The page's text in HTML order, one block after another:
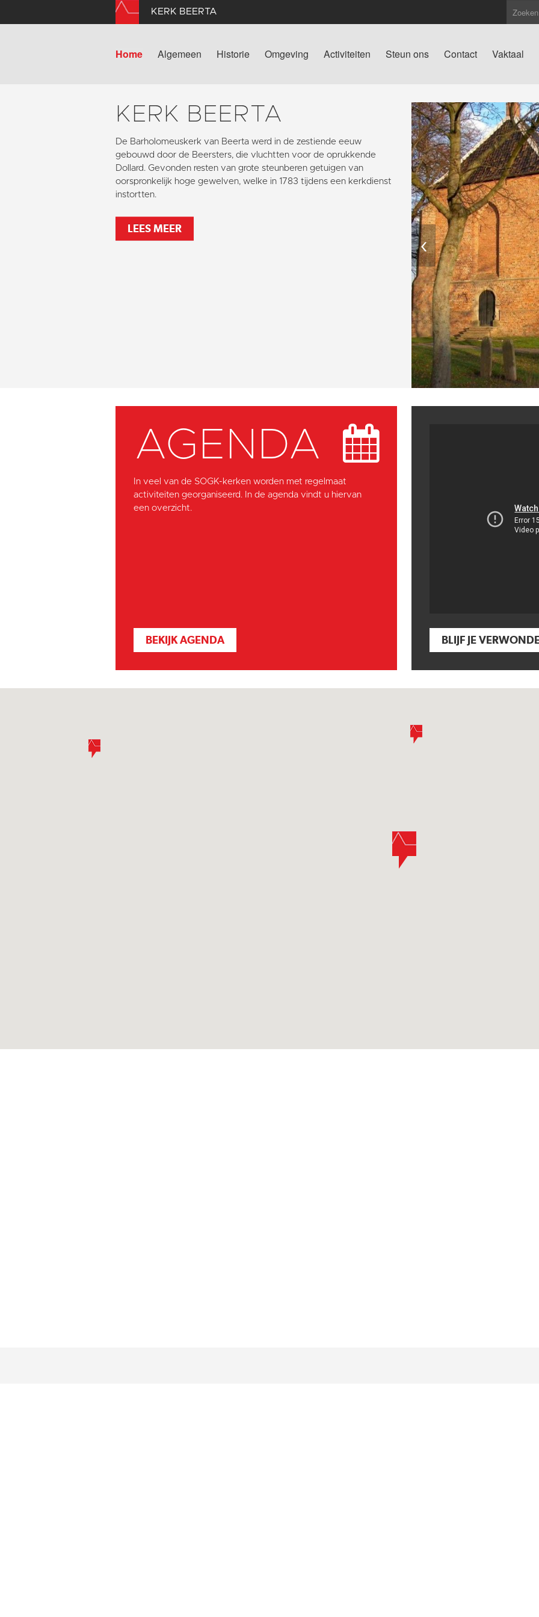
KERK BEERTA
Home Algemeen Historie Omgeving Activiteiten Steun ons Contact Vaktaal
KERK BEERTA
De Barholomeuskerk van Beerta werd in de zestiende eeuw
gebouwd door de Beersters, die vluchtten voor de oprukkende
Dollard. Gevonden resten van grote steunberen getuigen van
oorspronkelijk hoge gewelven, welke in 1783 tijdens een kerkdienst
instortten.
LEES MEER
‹
AGENDA
In veel van de SOGK-kerken worden met regelmaat
activiteiten georganiseerd. In de agenda vindt u hiervan
een overzicht.
BEKIJK AGENDA BLIJF JE